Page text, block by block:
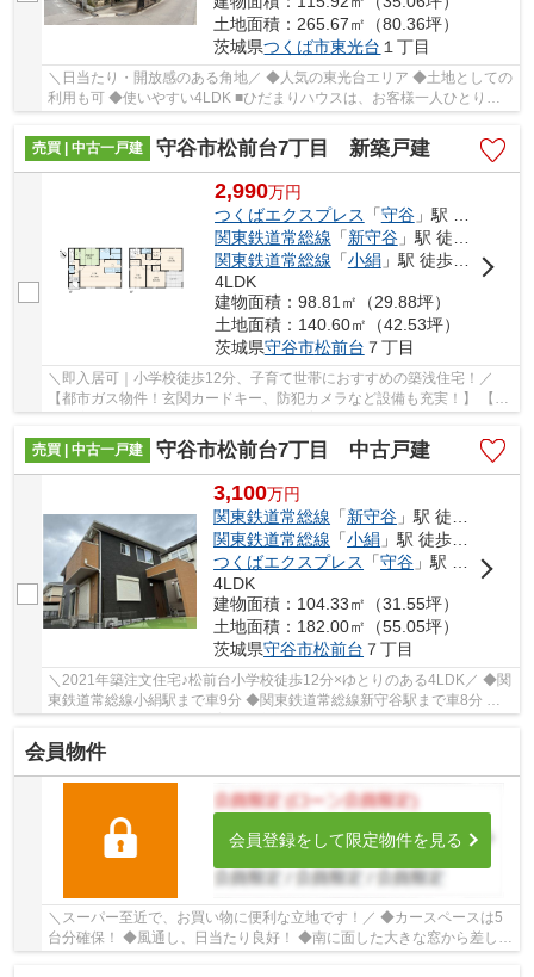
土地面積：265.67㎡（80.36坪）
茨城県つくば市東光台 １丁目
＼日当たり・開放感のある角地／ ◆人気の東光台エリア ◆土地としての
利用も可 ◆使いやすい4LDK ■ひだまりハウスは、お客様一人ひとりの
幸せを描くマイホームを叶えるために、数多く...
売買 | 中古一戸建
守谷市松前台7丁目 新築戸建
2,990万円
つくばエクスプレス
「守谷」駅 徒歩63分
関東鉄道常総線 「新守谷」駅 徒歩40分
関東鉄道常総線 「小絹」駅 徒歩37分
4LDK
建物面積：98.81㎡（29.88坪）
土地面積：140.60㎡（42.53坪）
茨城県守谷市松前台 ７丁目
＼即入居可｜小学校徒歩12分、子育て世帯におすすめの築浅住宅！／
【都市ガス物件！玄関カードキー、防犯カメラなど設備も充実！】 【1
売買 | 中古一戸建
守谷市松前台7丁目 中古戸建
3,100万円
関東鉄道常総線 「新守谷 」駅 徒歩39分車8分 3.1km
関東鉄道常総線 「小絹 」駅 徒歩43分車9分 3.4km
つくばエクスプレス
「守谷 」駅 徒歩62分
4LDK
建物面積：104.33㎡（31.55坪）
土地面積：182.00㎡（55.05坪）
茨城県守谷市松前台 ７丁目
＼2021年築注文住宅♪松前台小学校徒歩12分×ゆとりのある4LDK／ ◆関
東鉄道常総線小絹駅まで車9分 ◆関東鉄道常総線新守谷駅まで車8分 ◆
会員物件
会員登録をして限定物件を見る
＼スーパー至近で、お買い物に便利な立地です！／ ◆カースペースは5
台分確保！ ◆風通し、日当たり良好！ ◆南に面した大きな窓から差し込
む光で日中は電気いらず！ ■ひだまりハウスは...